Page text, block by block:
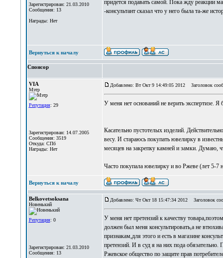
Зарегистрирован: 21.03.2010
Сообщения: 13
Награды: Нет
придется подавать самой. Пока жду реакции
-консультант сказал что у него была та-же
Вернуться к началу
Спонсор
VIA
Мэтр
Репутация: 29
Зарегистрирован: 14.07.2005
Сообщения: 3519
Откуда: СПб
Награды: Нет
Добавлено: Вт Окт 9 14:49:05 2012 Заголовок
У меня нет оснований не верить экспертизе. Я
Касательно пустотелых изделий.
весу. И стараюсь покупать ювелирку в
месяцев на закрепку камней и замки. Думаю,
Часто покупала ювелирку и во Ржеве (лет 5-7
Вернуться к началу
Belkovetsoksana
Новенький
Репутация: 0
Зарегистрирован: 21.03.2010
Сообщения: 13
Добавлено: Чт Окт 18 15:47:34 2012 Заголовок
У меня нет претензий к качеству
должен был меня консультировать,а не
признакам,для этого и есть в магазине
претензий. И в суд я на них пода
Ржевское общество по защите прав